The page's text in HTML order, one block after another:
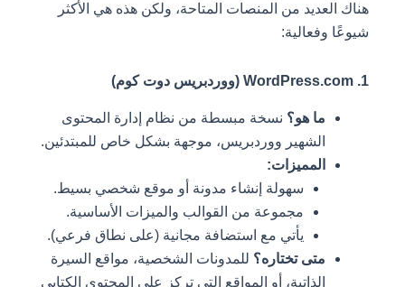
هناك العديد من المنصات المتاحة، ولكن هذه هي الأكثر
شيوعًا وفعالية:
ما هو؟نسخة مبسطة من نظام إدارة المحتوى
الشهير ووردبريس، موجهة بشكل خاص للمبتدئين.
المميزات:
سهولة إنشاء مدونة أو موقع شخصي بسيط.
مجموعة من القوالب والميزات الأساسية.
يأتي مع استضافة مجانية (على نطاق فرعي).
متى تختاره؟ للمدونات الشخصية، مواقع السيرة
الذاتية، أو المواقع التي تركز على المحتوى الكتابي